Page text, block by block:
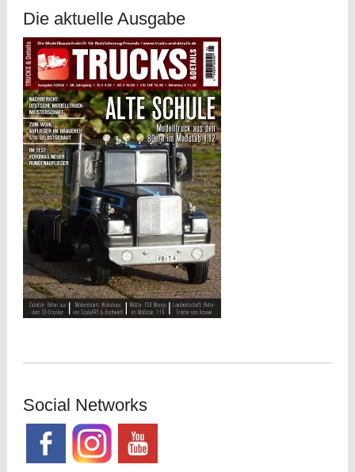
Die aktuelle Ausgabe
Social Networks